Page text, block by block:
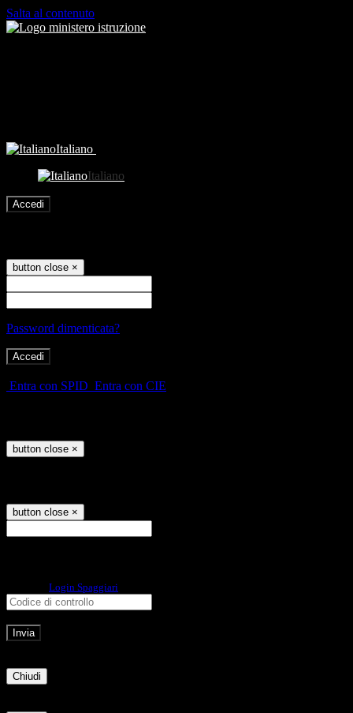
Salta al contenuto
Italiano
Italiano
Accedi
button close ×
Password dimenticata?
Entra con SPID Entra con CIE
button close ×
button close ×
Login Spaggiari
Chiudi